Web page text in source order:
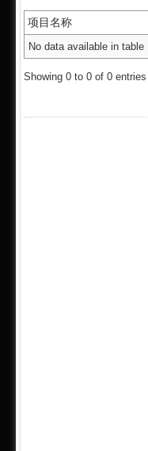
项目名称
No data available in table
Showing 0 to 0 of 0 entries